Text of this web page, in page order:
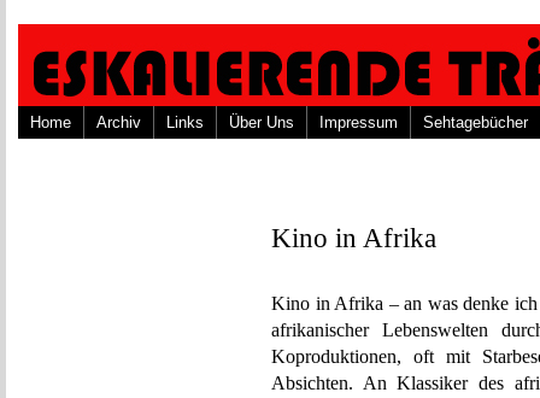
Home Archiv Links Über Uns Impressum Sehtagebücher
Kino in Afrika
Kino in Afrika – an was denke ich
afrikanischer Lebenswelten
Koproduktionen, oft mit
Absichten. An Klassiker des